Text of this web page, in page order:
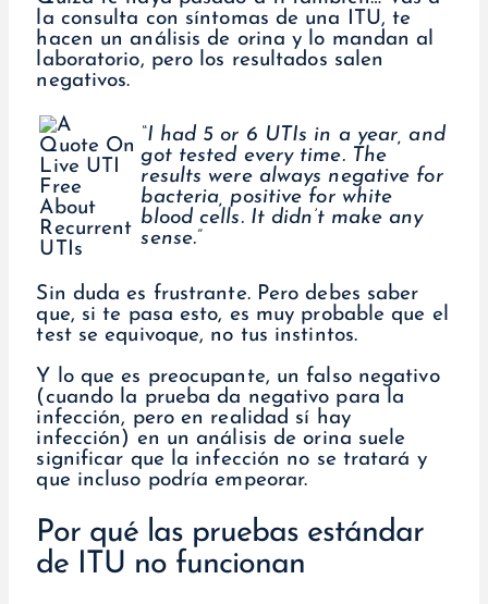
la consulta con síntomas de una ITU, te
hacen un análisis de orina y lo mandan al
laboratorio, pero los resultados salen
negativos.
“I had 5 or 6 UTIs in a year, and
got tested every time. The
results were always negative for
bacteria, positive for white
blood cells. It didn’t make any
sense.”
Sin duda es frustrante. Pero debes saber
que, si te pasa esto, es muy probable que el
test se equivoque, no tus instintos.
Y lo que es preocupante, un falso negativo
(cuando la prueba da negativo para la
infección, pero en realidad sí hay
infección) en un análisis de orina suele
significar que la infección no se tratará y
que incluso podría empeorar.
Por qué las pruebas estándar
de ITU no funcionan